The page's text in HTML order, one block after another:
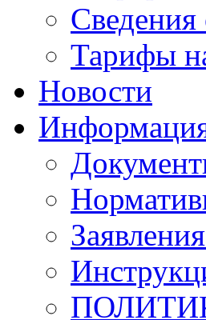
Сведения
Тарифы
Новости